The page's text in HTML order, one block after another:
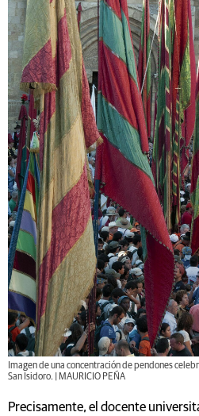
Imagen de una concentración de pendones
San Isidoro. | MAURICIO PEÑA
Precisamente, el docente